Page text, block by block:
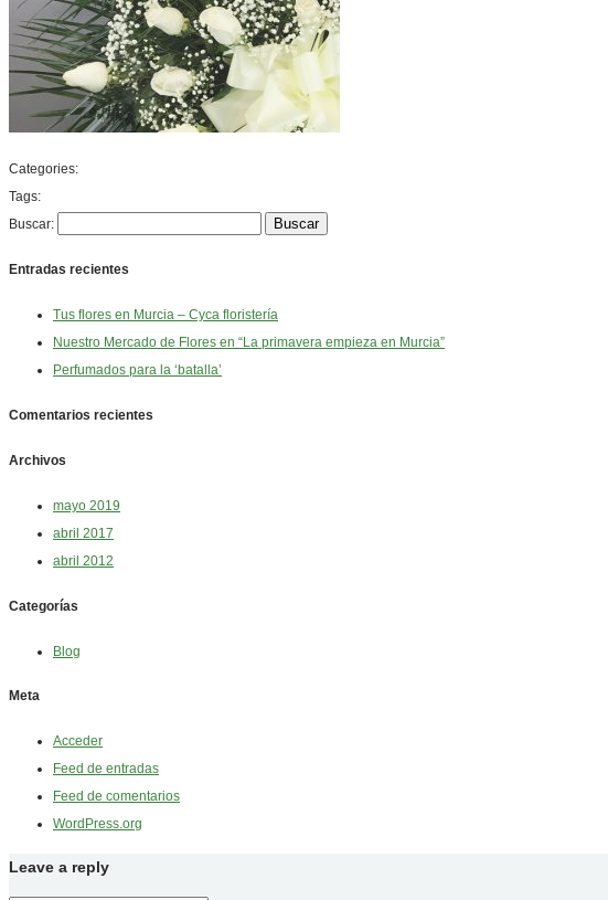
Categories:
Tags:
Buscar:
Entradas recientes
Tus flores en Murcia – Cyca floristería
Nuestro Mercado de Flores en “La primavera empieza en Murcia”
Perfumados para la ‘batalla’
Comentarios recientes
Archivos
mayo 2019
abril 2017
abril 2012
Categorías
Blog
Meta
Acceder
Feed de entradas
Feed de comentarios
WordPress.org
Leave a reply